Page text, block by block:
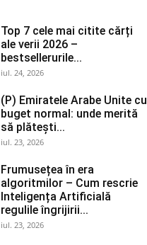
Top 7 cele mai citite cărți
ale verii 2026 –
bestsellerurile...
iul. 24, 2026
(P) Emiratele Arabe Unite cu
buget normal: unde merită
să plătești...
iul. 23, 2026
Frumusețea în era
algoritmilor – Cum rescrie
Inteligența Artificială
regulile îngrijirii...
iul. 23, 2026